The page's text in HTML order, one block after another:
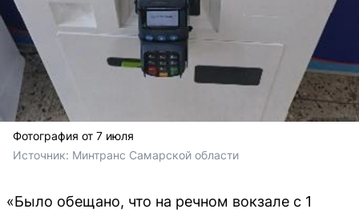
Фотография от 7 июля
Источник: Минтранс Самарской области
«Было обещано, что на речном вокзале с 1